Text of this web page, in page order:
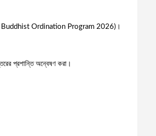
Buddhist Ordination Program 2026)।
প্রশান্তি অন্বেষণ করা।